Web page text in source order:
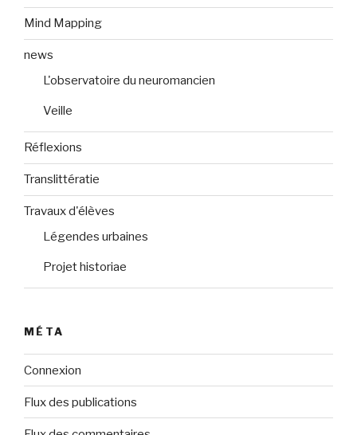
Mind Mapping
news
L'observatoire du neuromancien
Veille
Réflexions
Translittératie
Travaux d'élèves
Légendes urbaines
Projet historiae
MÉTA
Connexion
Flux des publications